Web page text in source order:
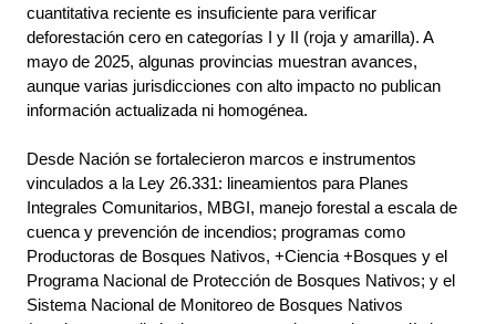
cuantitativa reciente es insuficiente para verificar
deforestación cero en categorías I y II (roja y amarilla). A
mayo de 2025, algunas provincias muestran avances,
aunque varias jurisdicciones con alto impacto no publican
información actualizada ni homogénea.
Desde Nación se fortalecieron marcos e instrumentos
vinculados a la Ley 26.331: lineamientos para Planes
Integrales Comunitarios, MBGI, manejo forestal a escala de
cuenca y prevención de incendios; programas como
Productoras de Bosques Nativos, +Ciencia +Bosques y el
Programa Nacional de Protección de Bosques Nativos; y el
Sistema Nacional de Monitoreo de Bosques Nativos